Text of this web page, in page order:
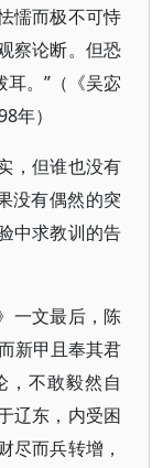
懦而极不可恃
察论断。但恐
。”（《吴宓
年）
，但谁也没有
没有偶然的突
中求教训的告
一文最后，陈
新甲且奉其君
，不敢毅然自
辽东，内受困
尽而兵转增，